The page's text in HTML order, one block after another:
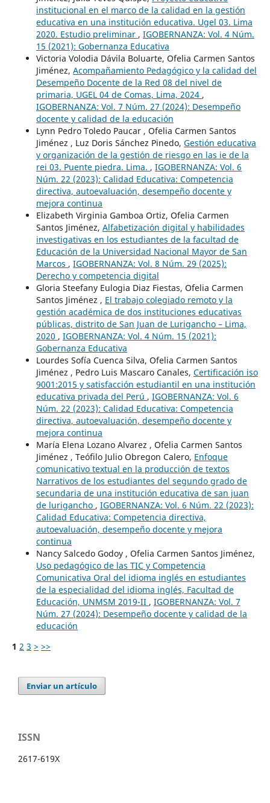
institucional en el marco de la calidad en la gestión
educativa en una institución educativa. Ugel 03. Lima
2020. Estudio preliminar , IGOBERNANZA: Vol. 4 Núm.
15 (2021): Gobernanza Educativa
Victoria Volodia Dávila Boluarte, Ofelia Carmen Santos
Jiménez, Acompañamiento Pedagógico y la calidad del
Desempeño Docente de la Red 08 del nivel de
primaria, UGEL 04 de Comas, Lima, 2024 ,
IGOBERNANZA: Vol. 7 Núm. 27 (2024): Desempeño
docente y calidad de la educación
Lynn Pedro Toledo Paucar , Ofelia Carmen Santos
Jiménez , Luz Doris Sánchez Pinedo, Gestión educativa
y organización de la gestión de riesgo en las ie de la
rei 03. Puente piedra. Lima. , IGOBERNANZA: Vol. 6
Núm. 22 (2023): Calidad Educativa: Competencia
directiva, autoevaluación, desempeño docente y
mejora continua
Elizabeth Virginia Gamboa Ortiz, Ofelia Carmen
Santos Jiménez, Alfabetización digital y habilidades
investigativas en los estudiantes de la facultad de
Educación de la Universidad Nacional Mayor de San
Marcos , IGOBERNANZA: Vol. 8 Núm. 29 (2025):
Derecho y competencia digital
Gloria Steefany Eulogia Diaz Fiestas, Ofelia Carmen
Santos Jiménez , El trabajo colegiado remoto y la
gestión académica de dos instituciones educativas
públicas, distrito de San Juan de Lurigancho – Lima,
2020 , IGOBERNANZA: Vol. 4 Núm. 15 (2021):
Gobernanza Educativa
Lourdes Sofía Cuenca Silva, Ofelia Carmen Santos
Jiménez , Pedro Luis Mascaro Canales, Certificación iso
9001:2015 y satisfacción estudiantil en una institución
educativa privada del Perú , IGOBERNANZA: Vol. 6
Núm. 22 (2023): Calidad Educativa: Competencia
directiva, autoevaluación, desempeño docente y
mejora continua
María Elena Lozano Alvarez , Ofelia Carmen Santos
Jiménez , Teófilo Julio Obregon Calero, Enfoque
comunicativo textual en la producción de textos
Narrativos de los estudiantes del segundo grado de
secundaria de una institución educativa de san juan
de lurigancho , IGOBERNANZA: Vol. 6 Núm. 22 (2023):
Calidad Educativa: Competencia directiva,
autoevaluación, desempeño docente y mejora
continua
Nancy Salcedo Godoy , Ofelia Carmen Santos Jiménez,
Uso pedagógico de las TIC y Competencia
Comunicativa Oral del idioma inglés en estudiantes
de la especialidad del idioma inglés, Facultad de
Educación, UNMSM 2019-II , IGOBERNANZA: Vol. 7
Núm. 27 (2024): Desempeño docente y calidad de la
educación
1 2 3 > >>
Enviar un artículo
ISSN
2617-619X